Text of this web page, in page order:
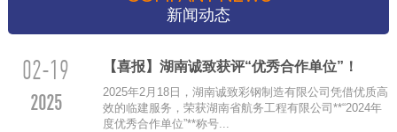
新闻动态
02-19
2025
【喜报】湖南诚致获评“优秀合作单位”！
2025年2月18日，湖南诚致彩钢制造有限公司凭借优质高
效的临建服务，荣获湖南省航务工程有限公司**“2024年
度优秀合作单位”**称号...